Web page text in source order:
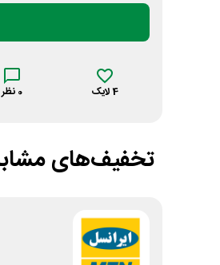
4 لایک 0 نظر
تخفیف‌های